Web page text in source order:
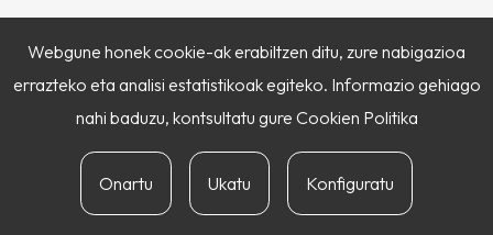
Webgune honek cookie-ak erabiltzen ditu, zure nabigazioa
errazteko eta analisi estatistikoak egiteko. Informazio gehiago
nahi baduzu, kontsultatu gure Cookien Politika
Onartu Ukatu Konfiguratu